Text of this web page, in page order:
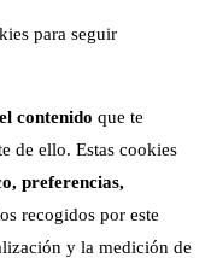
para seguir
contenido que te
de ello. Estas cookies
preferencias,
recogidos por este
y la medición de